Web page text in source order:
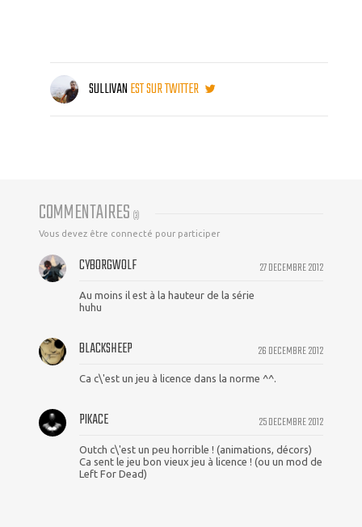
SULLIVANEST SUR TWITTER
COMMENTAIRES (3)
Vous devez être connecté pour participer
27 DECEMBRE 2012
CYBORGWOLF
Au moins il est à la hauteur de la série
huhu
26 DECEMBRE 2012
BLACKSHEEP
Ca c\'est un jeu à licence dans la norme ^^.
25 DECEMBRE 2012
PIKACE
Outch c\'est un peu horrible ! (animations, décors)
Ca sent le jeu bon vieux jeu à licence ! (ou un mod de
Left For Dead)